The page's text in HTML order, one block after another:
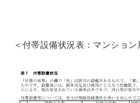
＜付帯設備状況表：マンション